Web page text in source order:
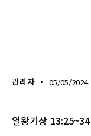
관리자 05/05/2024
열왕기상 13:25~34